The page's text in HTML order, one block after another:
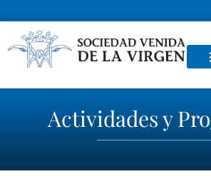
Actividades y